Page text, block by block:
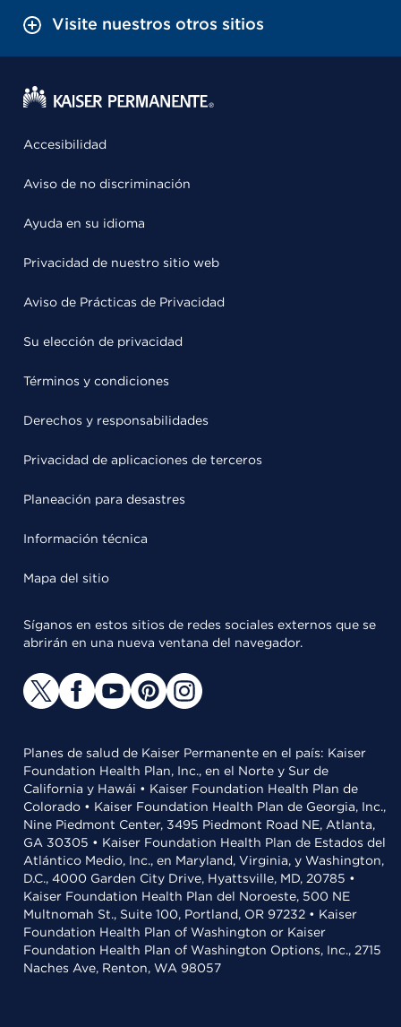
Visite nuestros otros sitios
Accesibilidad
Aviso de no discriminación
Ayuda en su idioma
Privacidad de nuestro sitio web
Aviso de Prácticas de Privacidad
Su elección de privacidad
Términos y condiciones
Derechos y responsabilidades
Privacidad de aplicaciones de terceros
Planeación para desastres
Información técnica
Mapa del sitio
Síganos en estos sitios de redes sociales externos que se
abrirán en una nueva ventana del navegador.
Planes de salud de Kaiser Permanente en el país: Kaiser
Foundation Health Plan, Inc., en el Norte y Sur de
California y Hawái • Kaiser Foundation Health Plan de
Colorado • Kaiser Foundation Health Plan de Georgia, Inc.,
Nine Piedmont Center, 3495 Piedmont Road NE, Atlanta,
GA 30305 • Kaiser Foundation Health Plan de Estados del
Atlántico Medio, Inc., en Maryland, Virginia, y Washington,
D.C., 4000 Garden City Drive, Hyattsville, MD, 20785 •
Kaiser Foundation Health Plan del Noroeste, 500 NE
Multnomah St., Suite 100, Portland, OR 97232 • Kaiser
Foundation Health Plan of Washington or Kaiser
Foundation Health Plan of Washington Options, Inc., 2715
Naches Ave, Renton, WA 98057